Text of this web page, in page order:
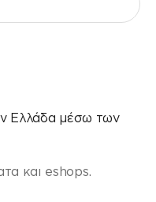
Ελλάδα μέσω των
και eshops.